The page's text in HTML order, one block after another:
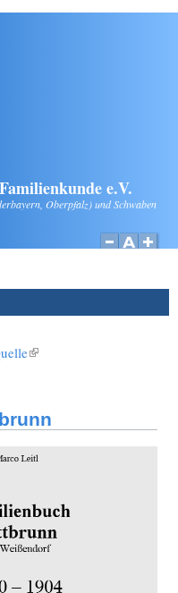
e.V.
Oberpfalz) und Schwaben
(Link ist extern)